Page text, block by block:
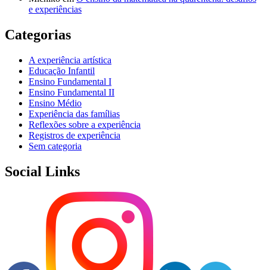
e experiências
Categorias
A experiência artística
Educação Infantil
Ensino Fundamental I
Ensino Fundamental II
Ensino Médio
Experiência das famílias
Reflexões sobre a experiência
Registros de experiência
Sem categoria
Social Links